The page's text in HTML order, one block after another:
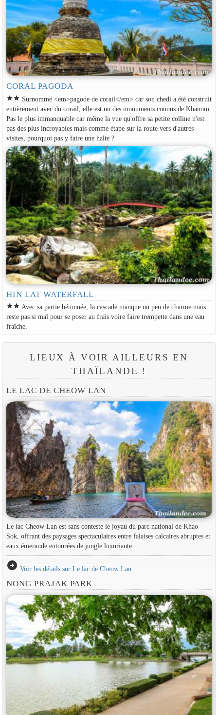
CORAL PAGODA
starstar Surnommé <em>pagode de corail</em> car son chedi a été construit
entièrement avec du corail, elle est un des monuments connus de Khanom.
Pas le plus immanquable car même la vue qu'offre sa petite colline n'est
pas des plus incroyables mais comme étape sur la route vers d'autres
visites, pourquoi pas y faire une halte ?
HIN LAT WATERFALL
starstar Avec sa partie bétonnée, la cascade manque un peu de charme mais
reste pas si mal pour se poser au frais voire faire trempette dans une eau
fraîche.
LIEUX À VOIR AILLEURS EN
THAÏLANDE !
LE LAC DE CHEOW LAN
Le lac Cheow Lan est sans conteste le joyau du parc national de Khao
Sok, offrant des paysages spectaculaires entre falaises calcaires abruptes et
eaux émeraude entourées de jungle luxuriante....
arrow_circle_right Voir les détails sur Le lac de Cheow Lan
NONG PRAJAK PARK